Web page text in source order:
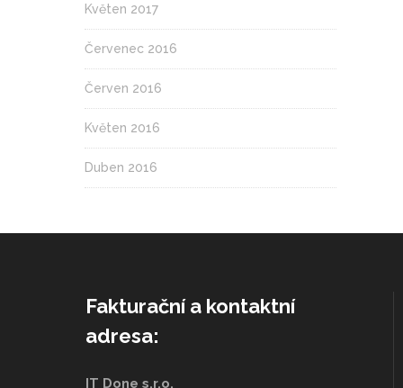
Květen 2017
Červenec 2016
Červen 2016
Květen 2016
Duben 2016
Fakturační a kontaktní
adresa:
IT Done s.r.o.